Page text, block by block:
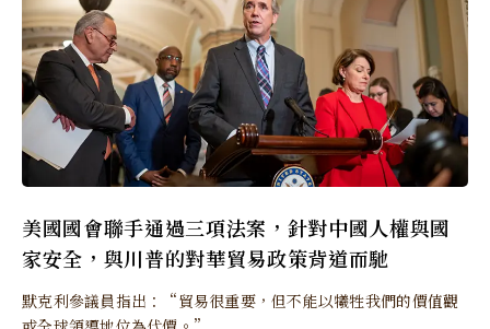
美國國會聯手通過三項法案，針對中國人權與國
家安全，與川普的對華貿易政策背道而馳
默克利參議員指出：“貿易很重要，但不能以犧牲我們的價值觀